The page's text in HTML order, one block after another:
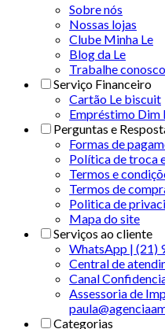
Sobre nós
Nossas lojas
Clube Minha Le
Blog da Le
Trabalhe conosco
Serviço Financeiro
Cartão Le biscuit
Empréstimo Dim
Perguntas e
Formas de
Política de troca
Termos e
Termos de
Politica de
Mapa do site
Serviços ao cliente
WhatsApp | (21)
Central de
Canal
Assessoria de
Categorias